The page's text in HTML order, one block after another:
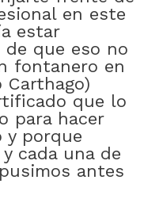
en este
estar
de que eso no
fontanero en
Carthago)
que lo
para hacer
y porque
cada una de
antes